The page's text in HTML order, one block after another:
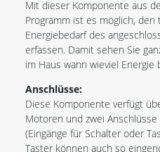
Mit dieser Komponente aus
Programm ist es möglich,
Energiebedarf des
erfassen. Damit sehen Sie
im Haus wann wieviel Energie
Anschlüsse:
Diese Komponente verfügt
Motoren und zwei
(Eingänge für Schalter oder
Taster können auch so